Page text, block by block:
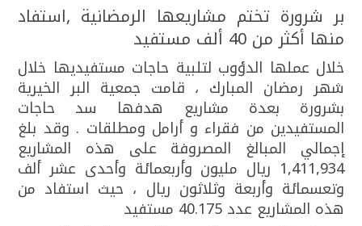
بر شرورة تختم مشاريعها الرمضانية ,استفاد
منها أكثر من 40 ألف مستفيد
خلال عملها الدؤوب لتلبية حاجات مستفيديها خلال
شهر رمضان المبارك ، قامت جمعية البر الخيرية
بشرورة بعدة مشاريع هدفها سد حاجات
المستفيدين من فقراء و أرامل ومطلقات . وقد بلغ
إجمالي المبالغ المصروفة على هذه المشاريع
1,411,934 ريال مليون وأربعمائة وأحدى عشر ألف
وتعسمائة وأربعة وثلاثون ريال ، حيث استفاد من
هذه المشاريع عدد 40.175 مستفيد